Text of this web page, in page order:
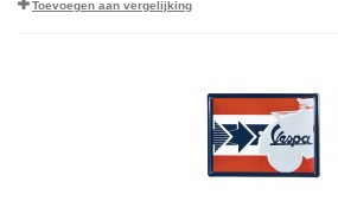
Toevoegen aan vergelijking